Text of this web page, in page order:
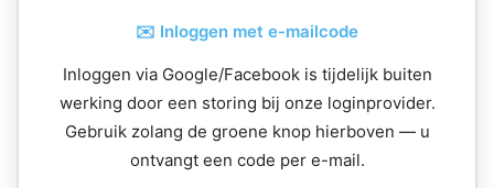
✉️ Inloggen met e-mailcode
Inloggen via Google/Facebook is tijdelijk buiten
werking door een storing bij onze loginprovider.
Gebruik zolang de groene knop hierboven — u
ontvangt een code per e-mail.